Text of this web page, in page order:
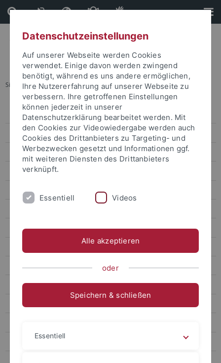
Direkt
zum
Inhalt
Direkt
zur
Fußleiste
Sie sind hier: Startseite ... Archiv attempto online
Pressemitteilungen
attempto online
Forschung
Studium
Termine
Newsletter Uni Tübingen aktuell
Forschungsmagazin Attempto
Social Media
Datenschutzeinstellungen
Auf unserer Webseite werden Cookies
verwendet. Einige davon werden zwingend
benötigt, während es uns andere ermöglichen,
Ihre Nutzererfahrung auf unserer Webseite zu
verbessern. Ihre getroffenen Einstellungen
können jederzeit in unserer
Datenschutzerklärung bearbeitet werden. Mit
den Cookies zur Videowiedergabe werden auch
Cookies des Drittanbieters zu Targeting- und
Werbezwecken gesetzt und Informationen ggf.
mit weiteren Diensten des Drittanbieters
verknüpft.
Essentiell Videos
Alle akzeptieren
oder
Speichern & schließen
Essentiell